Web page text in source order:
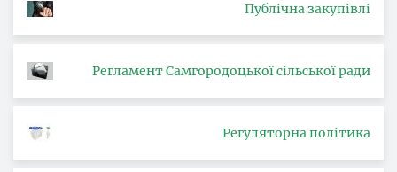
Публічна закупівлі
Регламент Самгородоцької сільської ради
Регуляторна політика